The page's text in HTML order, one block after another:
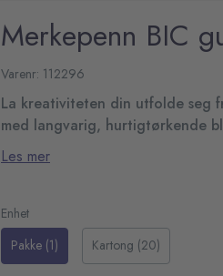
Merkepenn BIC
Varenr: 112296
La kreativiteten din utfolde seg
med langvarig, hurtigtørkende
Tegning og fargelegging er enkelt
alkoholbaserte blekket har en
Hurtigtørkende blekk
Kulespiss
Les mer
Enhet
Pakke (1)
Kartong (20)